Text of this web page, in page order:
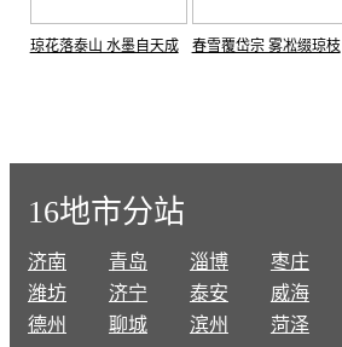
琼花落泰山 水墨自天成 春雪覆岱宗 雾凇缀琼枝
16地市分站
济南 青岛 淄博 枣庄
潍坊
济宁 泰安 威海
德州
聊城 滨州 菏泽